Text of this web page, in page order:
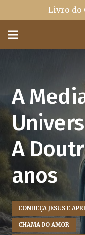
Livro do
A
A
anos
CONHEÇA JESUS E
CHAMA DO AMOR